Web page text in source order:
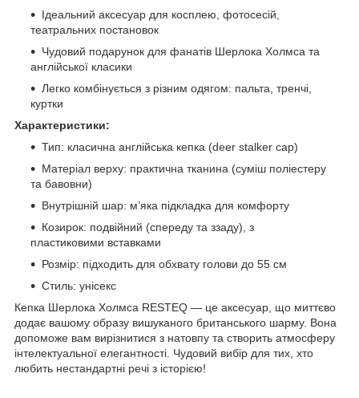
Ідеальний аксесуар для косплею, фотосесій,
театральних постановок
Чудовий подарунок для фанатів Шерлока Холмса та
англійської класики
Легко комбінується з різним одягом: пальта, тренчі,
куртки
Характеристики:
Тип: класична англійська кепка (deer stalker cap)
Матеріал верху: практична тканина (суміш поліестеру
та бавовни)
Внутрішній шар: м’яка підкладка для комфорту
Козирок: подвійний (спереду та ззаду), з
пластиковими вставками
Розмір: підходить для обхвату голови до 55 см
Стиль: унісекс
Кепка Шерлока Холмса RESTEQ — це аксесуар, що миттєво
додає вашому образу вишуканого британського шарму. Вона
допоможе вам вирізнитися з натовпу та створить атмосферу
інтелектуальної елегантності. Чудовий вибір для тих, хто
любить нестандартні речі з історією!